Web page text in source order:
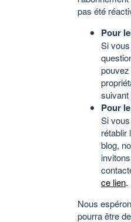
pas été
Pour
Si
suivant
Pour
Si
rétablir
blog,
ce lien.
Nous
pourra être